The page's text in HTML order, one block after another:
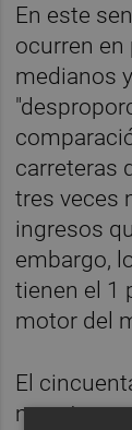
En este
ocurren en
medianos
carreteras
tres veces
ingresos
embargo,
tienen el 1
motor del
El
muertes